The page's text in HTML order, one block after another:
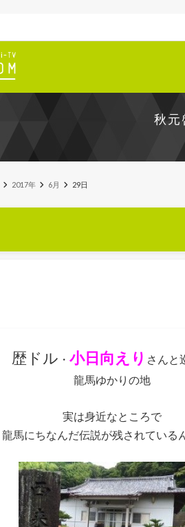
秋元
2017年 6月 29日
歴ドル ・ 小日向えり さんと
龍馬ゆかりの地
実は身近なところで
龍馬にちなんだ伝説が残されている